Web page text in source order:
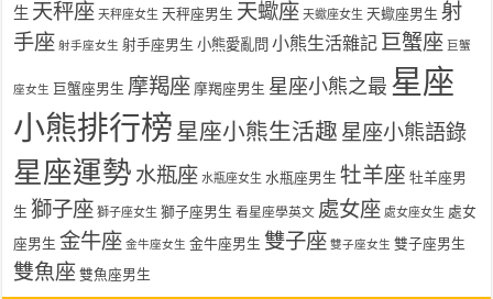
生 天秤座 天秤座女生 天秤座男生 天蠍座 天蠍座女生 天蠍座男生 射
手座 射手座女生 射手座男生 小熊愛亂問 小熊生活雜記 巨蟹座 巨蟹
座女生 巨蟹座男生 摩羯座 摩羯座男生 星座小熊之最 星座
小熊排行榜 星座小熊生活趣 星座小熊語錄
星座運勢 水瓶座 水瓶座女生 水瓶座男生 牡羊座 牡羊座男
生 獅子座 獅子座女生 獅子座男生 看星座學英文 處女座 處女座女生 處女
座男生 金牛座 金牛座女生 金牛座男生 雙子座 雙子座女生 雙子座男生
雙魚座 雙魚座男生